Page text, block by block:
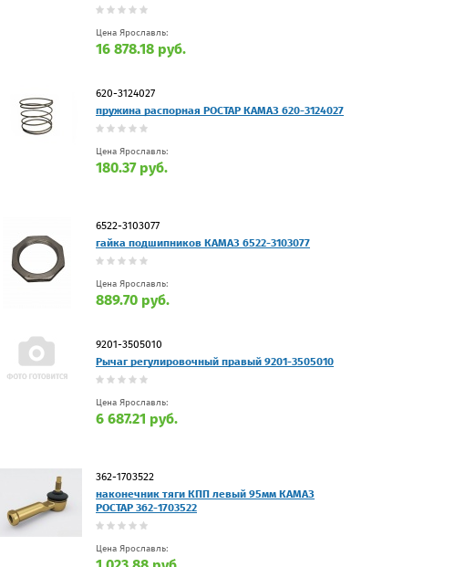
Цена Ярославль:
16 878.18 руб.
620-3124027
пружина распорная РОСТАР КАМАЗ 620-3124027
Цена Ярославль:
180.37 руб.
6522-3103077
гайка подшипников КАМАЗ 6522-3103077
Цена Ярославль:
889.70 руб.
9201-3505010
Рычаг регулировочный правый 9201-3505010
Цена Ярославль:
6 687.21 руб.
362-1703522
наконечник тяги КПП левый 95мм КАМАЗ
РОСТАР 362-1703522
Цена Ярославль: